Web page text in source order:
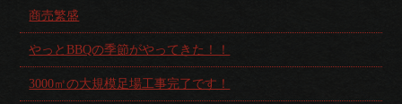
商売繁盛
やっとBBQの季節がやってきた！！
3000㎡の大規模足場工事完了です！